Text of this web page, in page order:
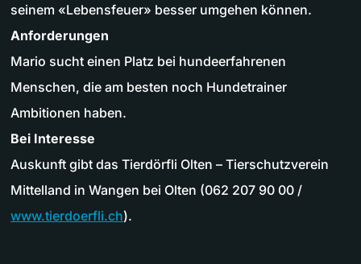
seinem «Lebensfeuer» besser umgehen können.
Anforderungen
Mario sucht einen Platz bei hundeerfahrenen
Menschen, die am besten noch Hundetrainer
Ambitionen haben.
Bei Interesse
Auskunft gibt das Tierdörfli Olten – Tierschutzverein
Mittelland in Wangen bei Olten (062 207 90 00 /
www.tierdoerfli.ch).